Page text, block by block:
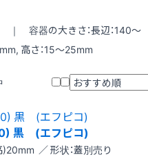
容器の大きさ：長辺：140〜
高さ：15〜25mm
黒 (エフピコ)
／ 形状：蓋別売り